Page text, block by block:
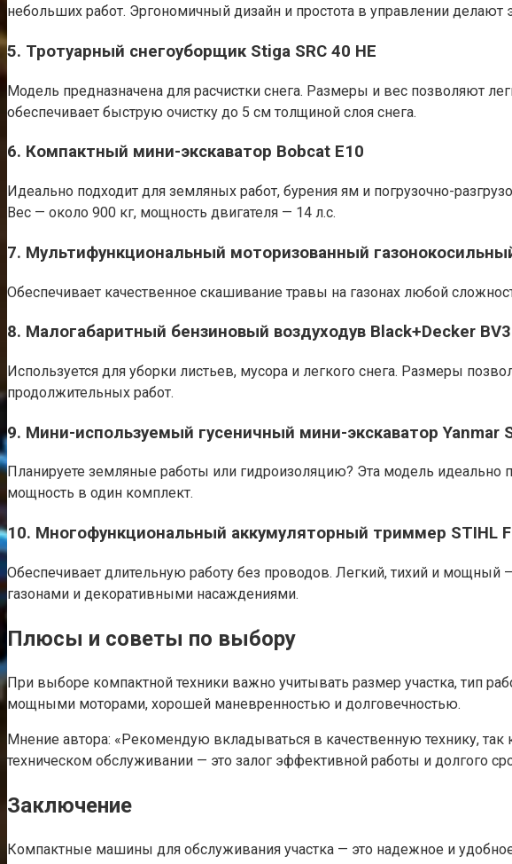
небольших работ. Эргономичный дизайн и простота в управлении
5. Тротуарный снегоуборщик Stiga SRC 40 HE
Модель предназначена для расчистки снега. Размеры и вес позволяют
обеспечивает быструю очистку до 5 см толщиной слоя снега.
6. Компактный мини-экскаватор Bobcat E10
Идеально подходит для земляных работ, бурения ям и погрузочно-
Вес — около 900 кг, мощность двигателя — 14 л.с.
7. Мультифункциональный моторизованный
Обеспечивает качественное скашивание травы на газонах любой
8. Малогабаритный бензиновый воздуходув Black+Decker
Используется для уборки листьев, мусора и легкого снега. Размеры
продолжительных работ.
9. Мини-используемый гусеничный мини-экскаватор Yanmar
Планируете земляные работы или гидроизоляцию? Эта модель идеально
мощность в один комплект.
10. Многофункциональный аккумуляторный триммер STIHL
Обеспечивает длительную работу без проводов. Легкий, тихий и мощный
газонами и декоративными насаждениями.
Плюсы и советы по выбору
При выборе компактной техники важно учитывать размер участка, тип
мощными моторами, хорошей маневренностью и долговечностью.
Мнение автора: «Рекомендую вкладываться в качественную технику, так
техническом обслуживании — это залог эффективной работы и долгого
Заключение
Компактные машины для обслуживания участка — это надежное и